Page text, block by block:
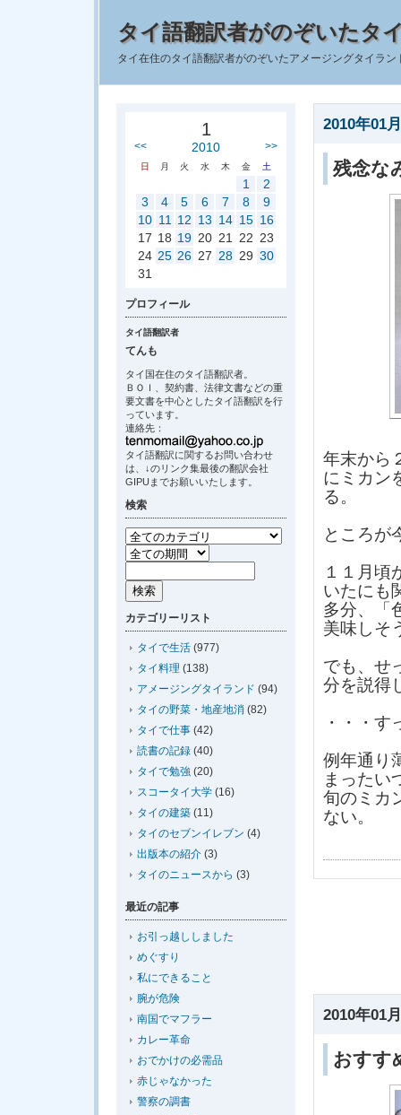
タイ語翻訳者がのぞいたタ
タイ在住のタイ語翻訳者がのぞいたアメージングタイラ
2010年01
残念な
年末から
にミカン
る。
ところが
１１月頃
いたにも
多分、「
美味しそ
でも、せ
分を説得
・・・す
例年通り
まったい
旬のミカ
ない。
2010年01
おすす
1
<< 2010 >>
日 月 火 水 木 金 土
1
2
3
4 5 6 7 8
9
10 11 12 13 14 15 16
17 18 19 20 21 22 23
24 25 26 27 28 29 30
31
プロフィール
タイ語翻訳者
てんも
タイ国在住のタイ語翻訳者。
ＢＯＩ、契約書、法律文書などの重
要文書を中心としたタイ語翻訳を行
っています。
連絡先：
タイ語翻訳に関するお問い合わせ
は、↓のリンク集最後の翻訳会社
GIPUまでお願いいたします。
検索
カテゴリーリスト
タイで生活 (977)
タイ料理 (138)
アメージングタイランド (94)
タイの野菜・地産地消 (82)
タイで仕事 (42)
読書の記録 (40)
タイで勉強 (20)
スコータイ大学 (16)
タイの建築 (11)
タイのセブンイレブン (4)
出版本の紹介 (3)
タイのニュースから (3)
最近の記事
お引っ越ししました
めぐすり
私にできること
腕が危険
南国でマフラー
カレー革命
おでかけの必需品
赤じゃなかった
警察の調書